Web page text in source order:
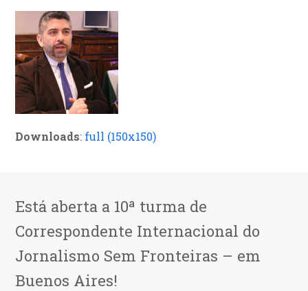
Downloads: full (150x150)
Está aberta a 10ª turma de
Correspondente Internacional do
Jornalismo Sem Fronteiras – em
Buenos Aires!